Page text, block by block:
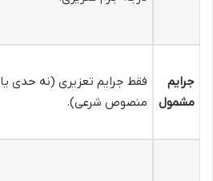
جرایم
مشمول
فقط جرایم تعزیری (نه حدی یا
منصوص شرعی).